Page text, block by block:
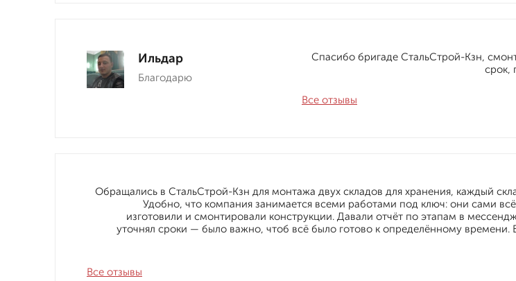
Ильдар
Благодарю
Все отзывы
Спасибо бригаде СтальСтрой-Кзн,
срок,
Все отзывы
Обращались в СтальСтрой-Кзн для монтажа двух складов для хранения, каждый
Удобно, что компания занимается всеми работами под ключ: они сами
изготовили и смонтировали конструкции. Давали отчёт по этапам в
уточнял сроки — было важно, чтоб всё было готово к определённому времени.